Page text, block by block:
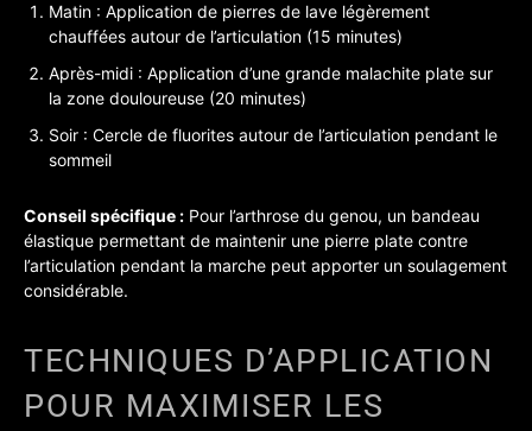
Matin : Application de pierres de lave légèrement
chauffées autour de l’articulation (15 minutes)
Après-midi : Application d’une grande malachite plate sur
la zone douloureuse (20 minutes)
Soir : Cercle de fluorites autour de l’articulation pendant le
sommeil
Conseil spécifique : Pour l’arthrose du genou, un bandeau
élastique permettant de maintenir une pierre plate contre
l’articulation pendant la marche peut apporter un soulagement
considérable.
TECHNIQUES D’APPLICATION
POUR MAXIMISER LES